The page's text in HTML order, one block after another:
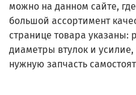
можно на данном сайте,
большой ассортимент
странице товара указаны:
диаметры втулок и усилие,
нужную запчасть